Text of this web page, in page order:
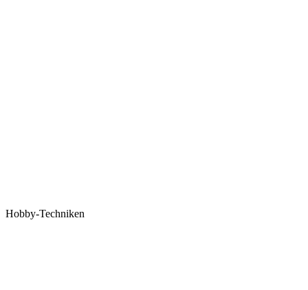
Hobby-Techniken